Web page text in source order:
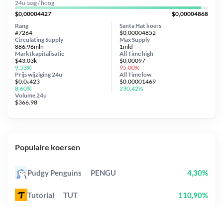
24u laag / hoog
$0,00004427
$0,00004868
Santa Hat koers
$0,00004852
Circulating Supply
886.96mln
Prijs wijziging24u
$0,0₅423
8,60%
Max Supply
1mld
Marktkapitalisatie
$43.03k
9,53%
Volume 24u
$366.98
Rang
#7264
All Timehigh
$0,00097
95,00%
All Time low
$0,00001469
230,42%
Populaire koersen
Pudgy Penguins PENGU 4,30%
Tutorial TUT 110,90%